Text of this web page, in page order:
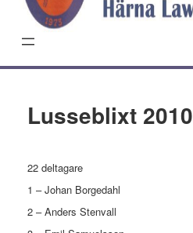
Lusseblixt 2010
22 deltagare
1 – Johan Borgedahl
2 – Anders Stenvall